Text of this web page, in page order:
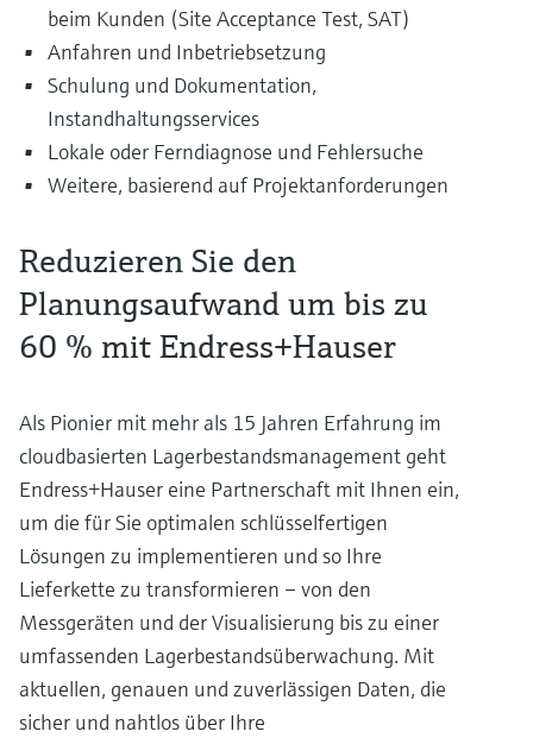
beim Kunden (Site Acceptance Test, SAT)
Anfahren und Inbetriebsetzung
Schulung und Dokumentation,
Instandhaltungsservices
Lokale oder Ferndiagnose und Fehlersuche
Weitere, basierend auf Projektanforderungen
Reduzieren Sie den
Planungsaufwand um bis zu
60 % mit Endress+Hauser
Als Pionier mit mehr als 15 Jahren Erfahrung im
cloudbasierten Lagerbestandsmanagement geht
Endress+Hauser eine Partnerschaft mit Ihnen ein,
um die für Sie optimalen schlüsselfertigen
Lösungen zu implementieren und so Ihre
Lieferkette zu transformieren – von den
Messgeräten und der Visualisierung bis zu einer
umfassenden Lagerbestandsüberwachung. Mit
aktuellen, genauen und zuverlässigen Daten, die
sicher und nahtlos über Ihre